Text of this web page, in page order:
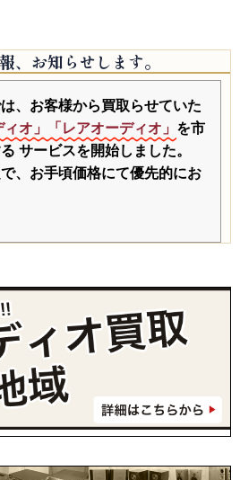
、お知らせします。
、お客様から買取らせていた
ィオ」「レアオーディオ」 を市
サービスを開始しました。
、お手頃価格にて優先的にお